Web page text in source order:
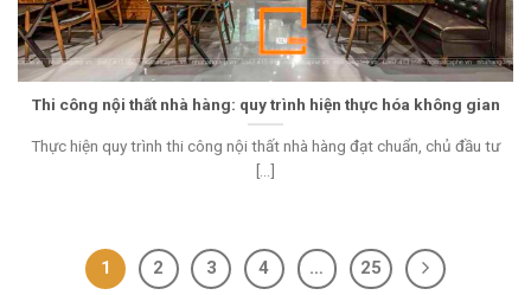
Thi công nội thất nhà hàng: quy trình hiện thực hóa không gian
Thực hiện quy trình thi công nội thất nhà hàng đạt chuẩn, chủ đầu tư
[...]
1 2 3 4 … 25